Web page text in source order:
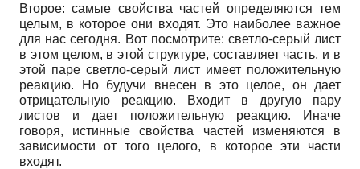
Второе: самые свойства частей определяются тем
целым, в которое они входят. Это наиболее важное
для нас сегодня. Вот посмотрите: светло-серый лист
в этом целом, в этой структуре, составляет часть, и в
этой паре светло-серый лист имеет положительную
реакцию. Но будучи внесен в это целое, он дает
отрицательную реакцию. Входит в другую пару
листов и дает положительную реакцию. Иначе
говоря, истинные свойства частей изменяются в
зависимости от того целого, в которое эти части
входят.